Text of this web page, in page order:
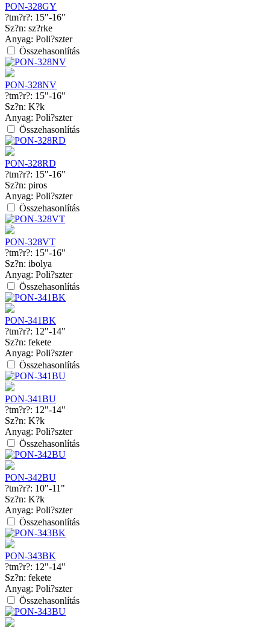
PON-328GY
?tm?r?: 15"-16"
Sz?n: sz?rke
Anyag: Poli?szter
Összehasonlítás
PON-328NV
?tm?r?: 15"-16"
Sz?n: K?k
Anyag: Poli?szter
Összehasonlítás
PON-328RD
?tm?r?: 15"-16"
Sz?n: piros
Anyag: Poli?szter
Összehasonlítás
PON-328VT
?tm?r?: 15"-16"
Sz?n: ibolya
Anyag: Poli?szter
Összehasonlítás
PON-341BK
?tm?r?: 12"-14"
Sz?n: fekete
Anyag: Poli?szter
Összehasonlítás
PON-341BU
?tm?r?: 12"-14"
Sz?n: K?k
Anyag: Poli?szter
Összehasonlítás
PON-342BU
?tm?r?: 10"-11"
Sz?n: K?k
Anyag: Poli?szter
Összehasonlítás
PON-343BK
?tm?r?: 12"-14"
Sz?n: fekete
Anyag: Poli?szter
Összehasonlítás